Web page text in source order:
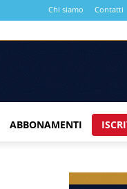
Chi siamo Contatti
ABBONAMENTI